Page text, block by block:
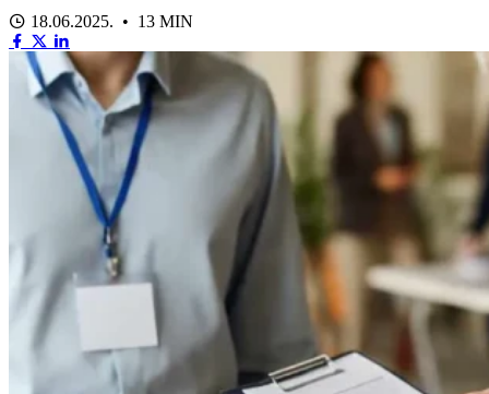
18.06.2025. • 13 MIN